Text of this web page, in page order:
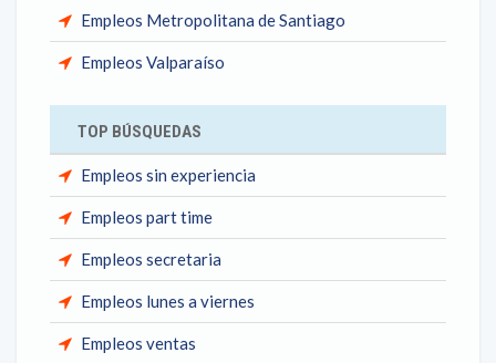
Empleos Metropolitana de Santiago
Empleos Valparaíso
TOP BÚSQUEDAS
Empleos sin experiencia
Empleos part time
Empleos secretaria
Empleos lunes a viernes
Empleos ventas